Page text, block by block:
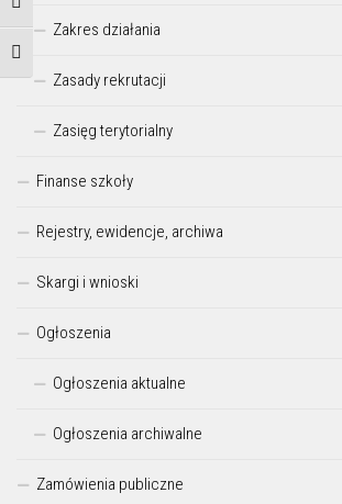
Przełącz wysoki kontrast
Zmień rozmiar czcionek
Zakres działania
Zasady rekrutacji
Zasięg terytorialny
Finanse szkoły
Rejestry, ewidencje, archiwa
Skargi i wnioski
Ogłoszenia
Ogłoszenia aktualne
Ogłoszenia archiwalne
Zamówienia publiczne